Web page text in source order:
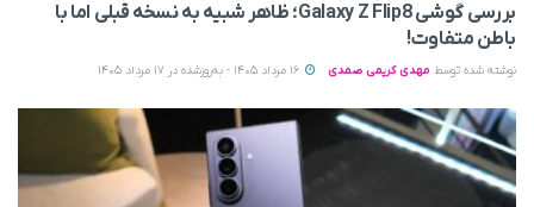
بررسی گوشی Galaxy Z Flip8؛ ظاهر شبیه به نسخه قبلی اما با
باطن متفاوت!
نوشته شده توسط مهدی کریمی صمدی